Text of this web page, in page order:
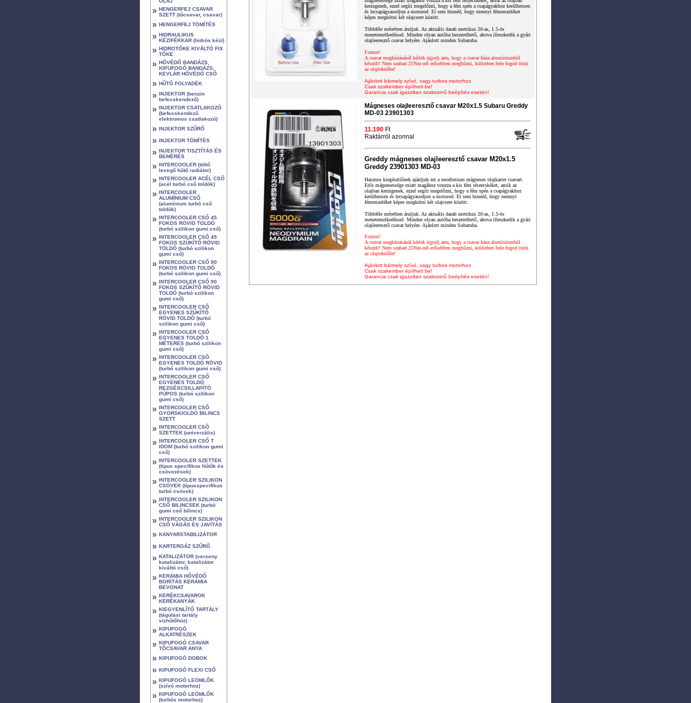
» HENGERFEJ CSAVAR
SZETT (tőcsavar, csavar)
» HENGERFEJ TÖMÍTÉS
» HIDRAULIKUS
KÉZIFÉKKAR (hidrós kézi)
» HIDROTŐKE KIVÁLTÓ FIX
TŐKE
» HŐVÉDŐ BANDÁZS,
KIPUFOGÓ BANDÁZS,
KEVLÁR HŐVÉDŐ CSŐ
» HŰTŐ FOLYADÉK
» INJEKTOR (benzin
befecskendező)
» INJEKTOR CSATLAKOZÓ
(befecskendező
elektromos csatlakozó)
» INJEKTOR SZŰRŐ
» INJEKTOR TÖMÍTÉS
» INJEKTOR TISZTÍTÁS ÉS
BEMÉRÉS
» INTERCOOLER (töltő
levegő hűtő radiátor)
» INTERCOOLER ACÉL CSŐ
(acél turbó cső toldók)
» INTERCOOLER
ALUMÍNIUM CSŐ
(alumínium turbó cső
toldók)
» INTERCOOLER CSŐ 45
FOKOS RÖVID TOLDÓ
(turbó szilikon gumi cső)
» INTERCOOLER CSŐ 45
FOKOS SZŰKÍTŐ RÖVID
TOLDÓ (turbó szilikon
gumi cső)
» INTERCOOLER CSŐ 90
FOKOS RÖVID TOLDÓ
(turbó szilikon gumi cső)
» INTERCOOLER CSŐ 90
FOKOS SZŰKÍTŐ RÖVID
TOLDÓ (turbó szilikon
gumi cső)
» INTERCOOLER CSŐ
EGYENES SZŰKÍTŐ
RÖVID TOLDÓ (turbó
szilikon gumi cső)
» INTERCOOLER CSŐ
EGYENES TOLDÓ 1
MÉTERES (turbó szilikon
gumi cső)
» INTERCOOLER CSŐ
EGYENES TOLDÓ RÖVID
(turbó szilikon gumi cső)
» INTERCOOLER CSŐ
EGYENES TOLDÓ
REZGÉSCSILLAPÍTÓ
PÚPOS (turbó szilikon
gumi cső)
» INTERCOOLER CSŐ
GYORSKIOLDÓ BILINCS
SZETT
» INTERCOOLER CSŐ
SZETTEK (univerzális)
» INTERCOOLER CSŐ T
IDOM (turbó szilikon gumi
cső)
» INTERCOOLER SZETTEK
(típus specifikus hűtők és
csövezések)
» INTERCOOLER SZILIKON
CSÖVEK (típusspecifikus
turbó csövek)
» INTERCOOLER SZILIKON
CSŐ BILINCSEK (turbó
gumi cső bilincs)
» INTERCOOLER SZILIKON
CSŐ VÁGÁS ÉS JAVÍTÁS
» KANYARSTABILIZÁTOR
» KARTERGÁZ SZŰRŐ
» KATALIZÁTOR (verseny
katalizátor, katalizátor
kiváltó cső)
» KERÁMIA HŐVÉDŐ
BORÍTÁS KERÁMIA
BEVONAT
» KERÉKCSAVAROK
KERÉKANYÁK
» KIEGYENLÍTŐ TARTÁLY
(tágulási tartály
vízhűtőhöz)
» KIPUFOGÓ
ALKATRÉSZEK
» KIPUFOGÓ CSAVAR
TŐCSAVAR ANYA
» KIPUFOGÓ DOBOK
» KIPUFOGÓ FLEXI CSŐ
» KIPUFOGÓ LEÖMLŐK
(szívó motorhoz)
» KIPUFOGÓ LEÖMLŐK
(turbós motorhoz)
keringenek, ezzel segíti megelőzni, hogy a fém spén a csapágyakhoz kerülhessen
és lecsapágyasodjon a motorod. El sem hinnéd, hogy mennyi fémreszeléket
képes megkötni két olajcsere között.
Többféle méretben áruljuk. Az aktuális darab metrikus 20-as, 1.5-ös
menetemelkedéssel. Minden olyan autóba beszerelhető, ahova illeszkedik a gyári
olajleeresztő csavar helyére. Ajánlott minden Subaruba.
Fontos!
A csavar meghúzásánál kérlek ügyelj arra, hogy a csavar háza alumíniumból
készült! Nem szabad 25Nm-nél erősebben meghúzni, különben bele fogod törni
az olajteknőbe!
Ajánlott bármely szívó, vagy turbos motorhoz.
Csak szakember építheti be!
Garancia csak igazoltan szakszerű beépítés esetén!
Mágneses olajleeresztő csavar M20x1.5 Subaru Greddy
MD-03 23901303
11.190 Ft
Raktárról azonnal
Greddy mágneses olajleeresztő csavar M20x1.5
Greddy 23901303 MD-03
Hasznos kiegésztíőnek ajánljuk ezt a neodimium mágneses olajkarter csavart.
Erős mágnesessége miatt magához vonzza a kis fém részecskéket, amik az
olajban keringenek, ezzel segíti megelőzni, hogy a fém spén a csapágyakhoz
kerülhessen és lecsapágyasodjon a motorod. El sem hinnéd, hogy mennyi
fémreszeléket képes megkötni két olajcsere között.
Többféle méretben áruljuk. Az aktuális darab metrikus 20-as, 1.5-ös
menetemelkedéssel. Minden olyan autóba beszerelhető, ahova illeszkedik a gyári
olajleeresztő csavar helyére. Ajánlott minden Subaruba.
Fontos!
A csavar meghúzásánál kérlek ügyelj arra, hogy a csavar háza alumíniumból
készült! Nem szabad 25Nm-nél erősebben meghúzni, különben bele fogod törni
az olajteknőbe!
Ajánlott bármely szívó, vagy turbos motorhoz.
Csak szakember építheti be!
Garancia csak igazoltan szakszerű beépítés esetén!